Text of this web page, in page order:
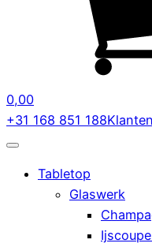
0,00
+31 168 851 188
Tabletop
Glaswerk